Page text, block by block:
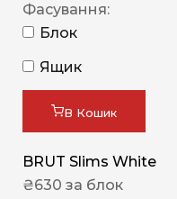
Фасування:
Блок
Ящик
В Кошик
BRUT Slims White
₴630 за блок